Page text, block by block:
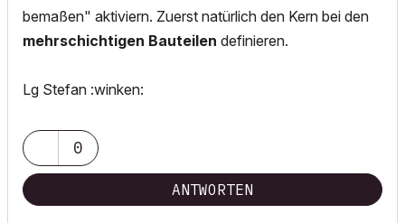
bemaßen" aktiviern. Zuerst natürlich den Kern bei den
mehrschichtigen Bauteilen definieren.
Lg Stefan :winken:
0
ANTWORTEN